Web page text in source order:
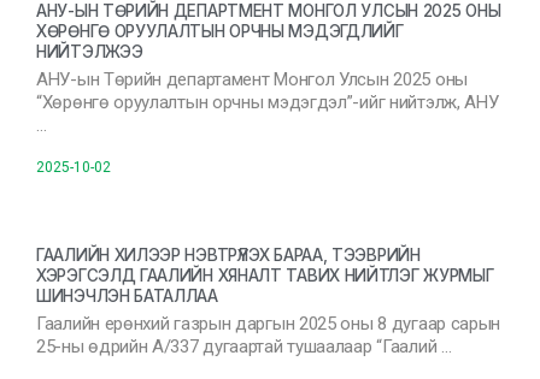
АНУ-ЫН ТӨРИЙН ДЕПАРТМЕНТ МОНГОЛ УЛСЫН 2025 ОНЫ
ХӨРӨНГӨ ОРУУЛАЛТЫН ОРЧНЫ МЭДЭГДЛИЙГ
НИЙТЭЛЖЭЭ
АНУ-ын Төрийн департамент Монгол Улсын 2025 оны
“Хөрөнгө оруулалтын орчны мэдэгдэл”-ийг нийтэлж, АНУ
…
2025-10-02
ГААЛИЙН ХИЛЭЭР НЭВТРҮҮЛЭХ БАРАА, ТЭЭВРИЙН
ХЭРЭГСЭЛД ГААЛИЙН ХЯНАЛТ ТАВИХ НИЙТЛЭГ ЖУРМЫГ
ШИНЭЧЛЭН БАТАЛЛАА
Гаалийн ерөнхий газрын даргын 2025 оны 8 дугаар сарын
25-ны өдрийн А/337 дугаартай тушаалаар “Гаалий …